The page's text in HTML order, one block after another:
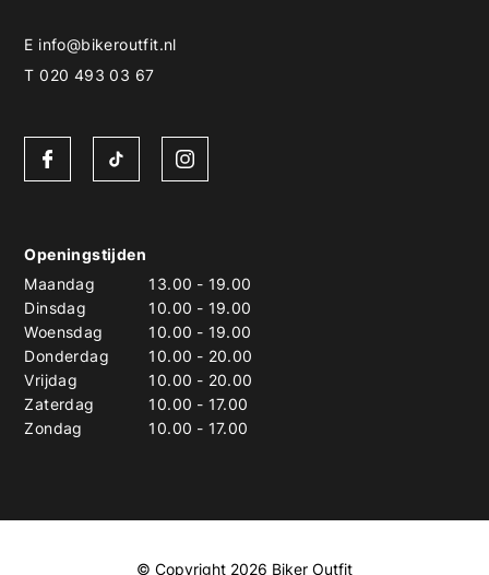
E info@bikeroutfit.nl
T 020 493 03 67
Openingstijden
Maandag
13.00 - 19.00
Dinsdag
10.00 - 19.00
Woensdag
10.00 - 19.00
Donderdag
10.00 - 20.00
Vrijdag
10.00 - 20.00
Zaterdag
10.00 - 17.00
Zondag
10.00 - 17.00
© Copyright 2026 Biker Outfit